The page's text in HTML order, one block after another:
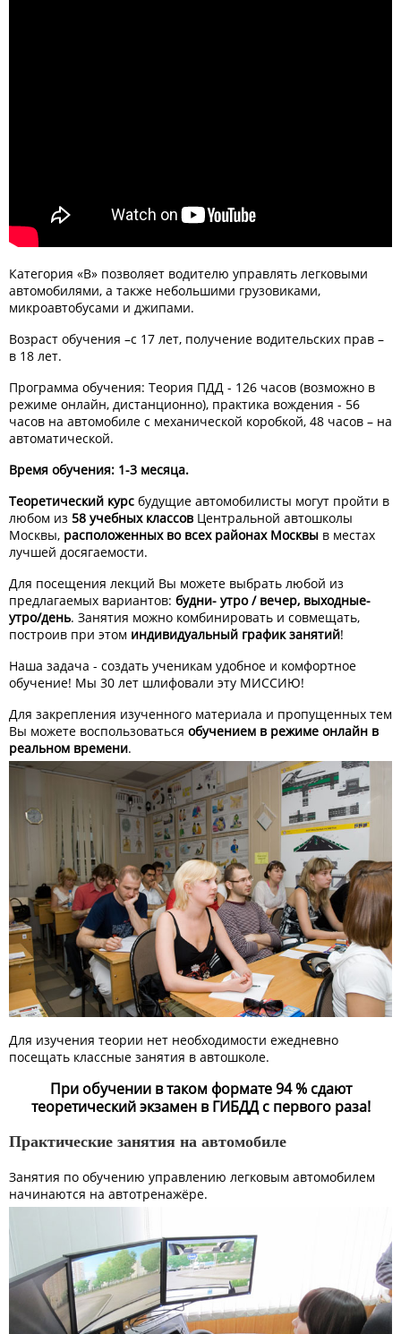
Категория «В» позволяет водителю управлять легковыми
автомобилями, а также небольшими грузовиками,
микроавтобусами и джипами.
Возраст обучения –с 17 лет, получение водительских прав –
в 18 лет.
Программа обучения: Теория ПДД - 126 часов (возможно в
режиме онлайн, дистанционно), практика вождения - 56
часов на автомобиле с механической коробкой, 48 часов – на
автоматической.
Время обучения: 1-3 месяца.
Теоретический курс будущие автомобилисты могут пройти в
любом из 58 учебных классов Центральной автошколы
Москвы, расположенных во всех районах Москвы в местах
лучшей досягаемости.
Для посещения лекций Вы можете выбрать любой из
предлагаемых вариантов: будни- утро / вечер, выходные-
утро/день. Занятия можно комбинировать и совмещать,
построив при этом индивидуальный график занятий!
Наша задача - создать ученикам удобное и комфортное
обучение! Мы 30 лет шлифовали эту МИССИЮ!
Для закрепления изученного материала и пропущенных тем
Вы можете воспользоваться обучением в режиме онлайн в
реальном времени.
Для изучения теории нет необходимости ежедневно
посещать классные занятия в автошколе.
При обучении в таком формате 94 % сдают
теоретический экзамен в ГИБДД с первого раза!
Практические занятия на автомобиле
Занятия по обучению управлению легковым автомобилем
начинаются на автотренажёре.